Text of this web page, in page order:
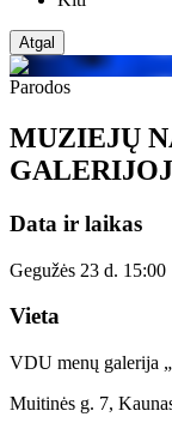
Atgal
Parodos
MUZIEJŲ
Data ir laikas
Gegužės 23 d. 15:00
Vieta
VDU menų galerija
Muitinės g. 7,